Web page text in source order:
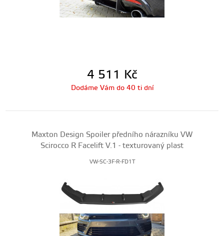
4 511 Kč
Dodáme Vám do 40 ti dní
Maxton Design Spoiler předního nárazníku VW
Scirocco R Facelift V.1 - texturovaný plast
VW-SC-3F-R-FD1T